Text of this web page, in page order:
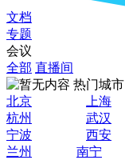
文档
专题
会议
全部 直播间
热门城市
北京
上海
杭州
武汉
宁波
西安
兰州
南宁